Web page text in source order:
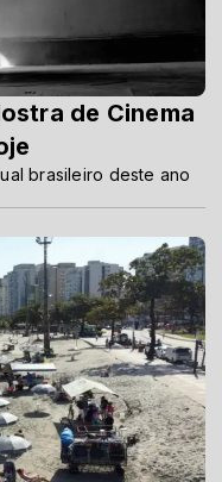
de Cinema
brasileiro deste ano